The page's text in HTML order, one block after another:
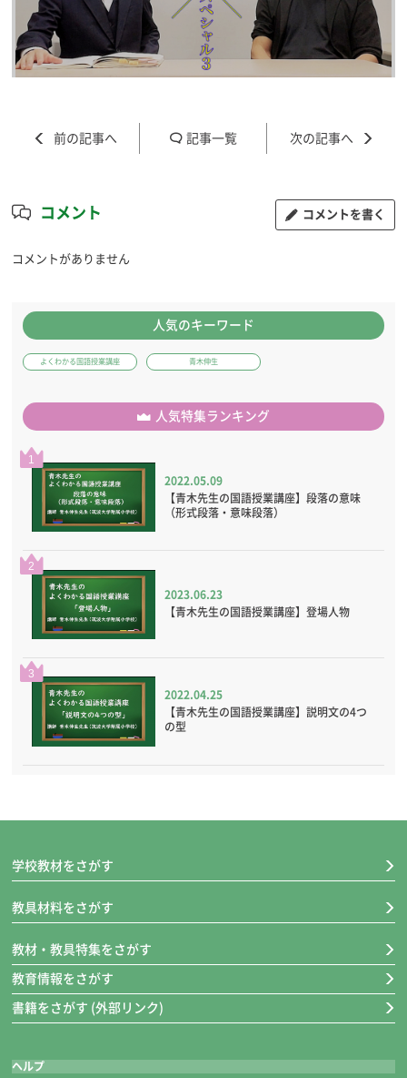
記事一覧
コメント コメントを書く
コメントがありません
人気のキーワード
よくわかる国語授業講座 青木伸生
人気特集ランキング
1
2022.05.09
【青木先生の国語授業講座】段落の意味
（形式段落・意味段落）
2
2023.06.23
【青木先生の国語授業講座】登場人物
3
2022.04.25
【青木先生の国語授業講座】説明文の4つ
の型
学校教材をさがす
教具材料をさがす
教材・教具特集をさがす
教育情報をさがす
書籍をさがす (外部リンク)
ヘルプ